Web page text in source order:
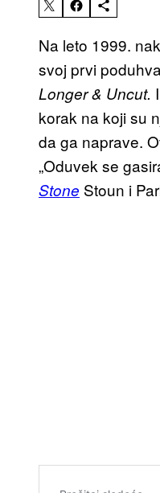
Na leto 1999.
svoj prvi
Longer & Uncut.
korak na koji su
da ga naprave.
„Oduvek se
Stone Stoun i